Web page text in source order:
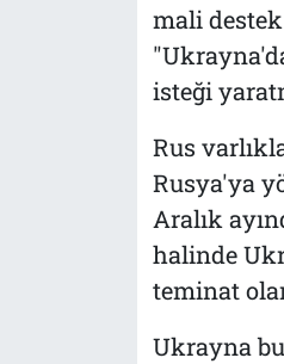
mali
isteği
Rus
Rusya'ya
Aralık
halinde
teminat
Ukrayna